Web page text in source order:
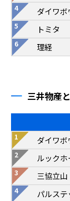
ダイワ
トミタ
理経
三井物産
ダイワ
ルック
三協立山
パルス